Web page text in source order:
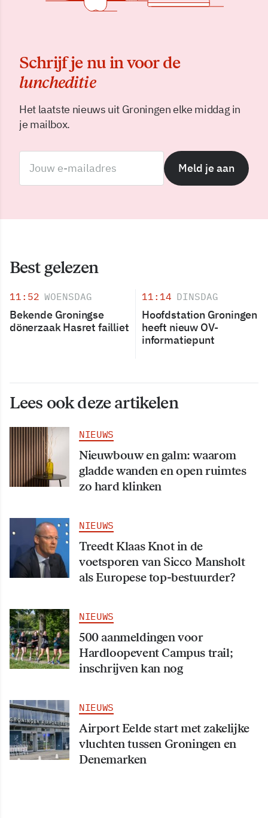
Schrijf je nu in voor de
luncheditie
Het laatste nieuws uit Groningen elke middag in
je mailbox.
Meld je aan
Best gelezen
11:52 WOENSDAG
Bekende Groningse
dönerzaak Hasret failliet
11:14 DINSDAG
Hoofdstation Groningen
heeft nieuw OV-
informatiepunt
Lees ook deze artikelen
NIEUWS
Nieuwbouw en galm: waarom
gladde wanden en open ruimtes
zo hard klinken
NIEUWS
Treedt Klaas Knot in de
voetsporen van Sicco Mansholt
als Europese top-bestuurder?
NIEUWS
500 aanmeldingen voor
Hardloopevent Campus trail;
inschrijven kan nog
NIEUWS
Airport Eelde start met zakelijke
vluchten tussen Groningen en
Denemarken